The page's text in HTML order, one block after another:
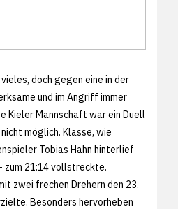
doch gegen eine in der
und im Angriff immer
Kieler Mannschaft war ein Duell
möglich. Klasse, wie
Tobias Hahn hinterlief
zum 21:14 vollstreckte.
zwei frechen Drehern den 23.
Besonders hervorheben